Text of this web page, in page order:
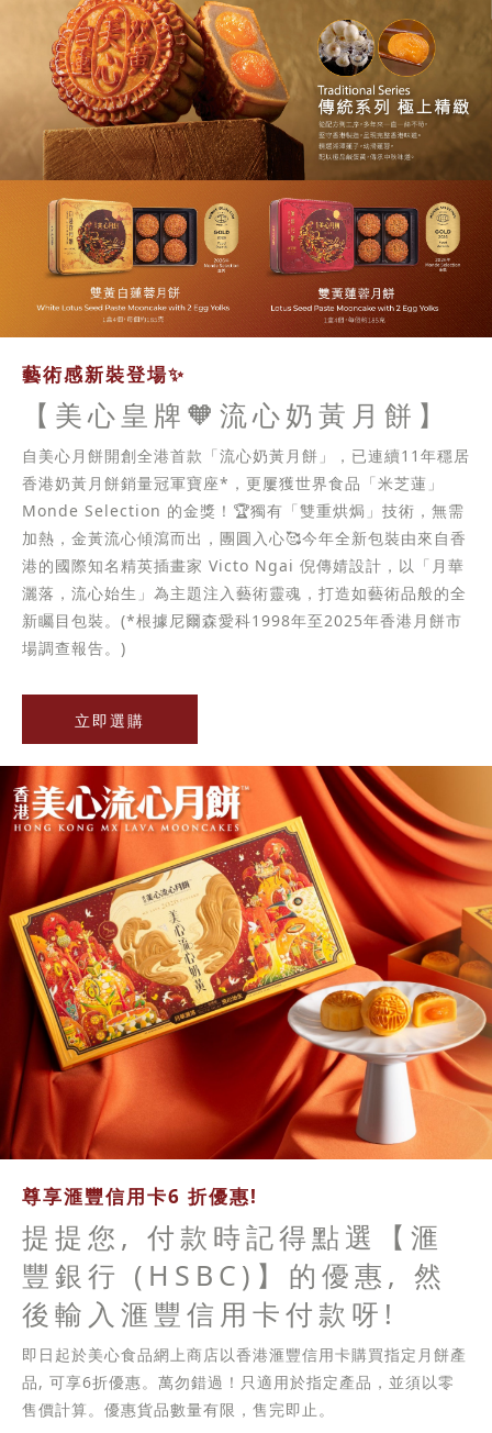
藝術感新裝登場✨
【美心皇牌🧡流心奶黃月餅】
自美心月餅開創全港首款「流心奶黃月餅」，已連續11年穩居
香港奶黃月餅銷量冠軍寶座*，更屢獲世界食品「米芝蓮」
Monde Selection 的金獎！🏆獨有「雙重烘焗」技術，無需
加熱，金黃流心傾瀉而出，團圓入心🥰今年全新包裝由來自香
港的國際知名精英插畫家 Victo Ngai 倪傳婧設計，以「月華
灑落，流心始生」為主題注入藝術靈魂，打造如藝術品般的全
新矚目包裝。(*根據尼爾森愛科1998年至2025年香港月餅市
場調查報告。)
立即選購
尊享滙豐信用卡6 折優惠!
提提您, 付款時記得點選【滙
豐銀行 (HSBC)】的優惠, 然
後輸入滙豐信用卡付款呀!
即日起於美心食品網上商店以香港滙豐信用卡購買指定月餅產
品, 可享6折優惠。萬勿錯過！只適用於指定產品，並須以零
售價計算。優惠貨品數量有限，售完即止。